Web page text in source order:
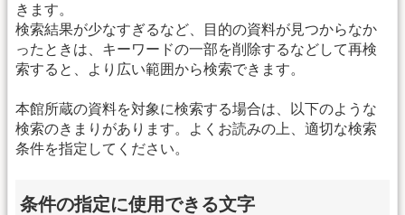
きます。
検索結果が少なすぎるなど、目的の資料が見つからなか
ったときは、キーワードの一部を削除するなどして再検
索すると、より広い範囲から検索できます。
本館所蔵の資料を対象に検索する場合は、以下のような
検索のきまりがあります。よくお読みの上、適切な検索
条件を指定してください。
条件の指定に使用できる文字